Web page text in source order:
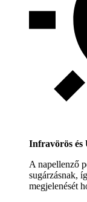
Infravörös és
A napellenző
sugárzásnak,
megjelenését